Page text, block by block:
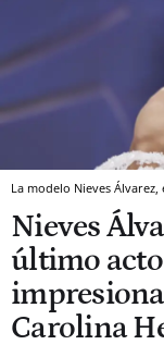
La modelo Nieves
Nieves
último
Carolina